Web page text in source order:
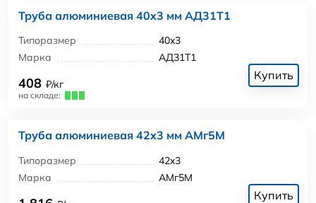
Труба алюминиевая 40x3 мм АД31Т1
Типоразмер
40x3
Марка
АД31Т1
408 ₽/кг
на складе:
Купить
Труба алюминиевая 42x3 мм АМг5М
Типоразмер
42x3
Марка
АМг5М
Купить